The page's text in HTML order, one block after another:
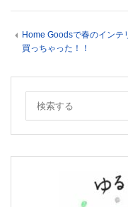
Home Goodsで春のインテ
買っちゃった！！